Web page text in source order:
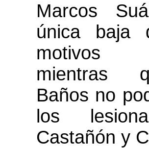
Marcos
única baja
motivos
mientras
Baños no
los
Castañón y